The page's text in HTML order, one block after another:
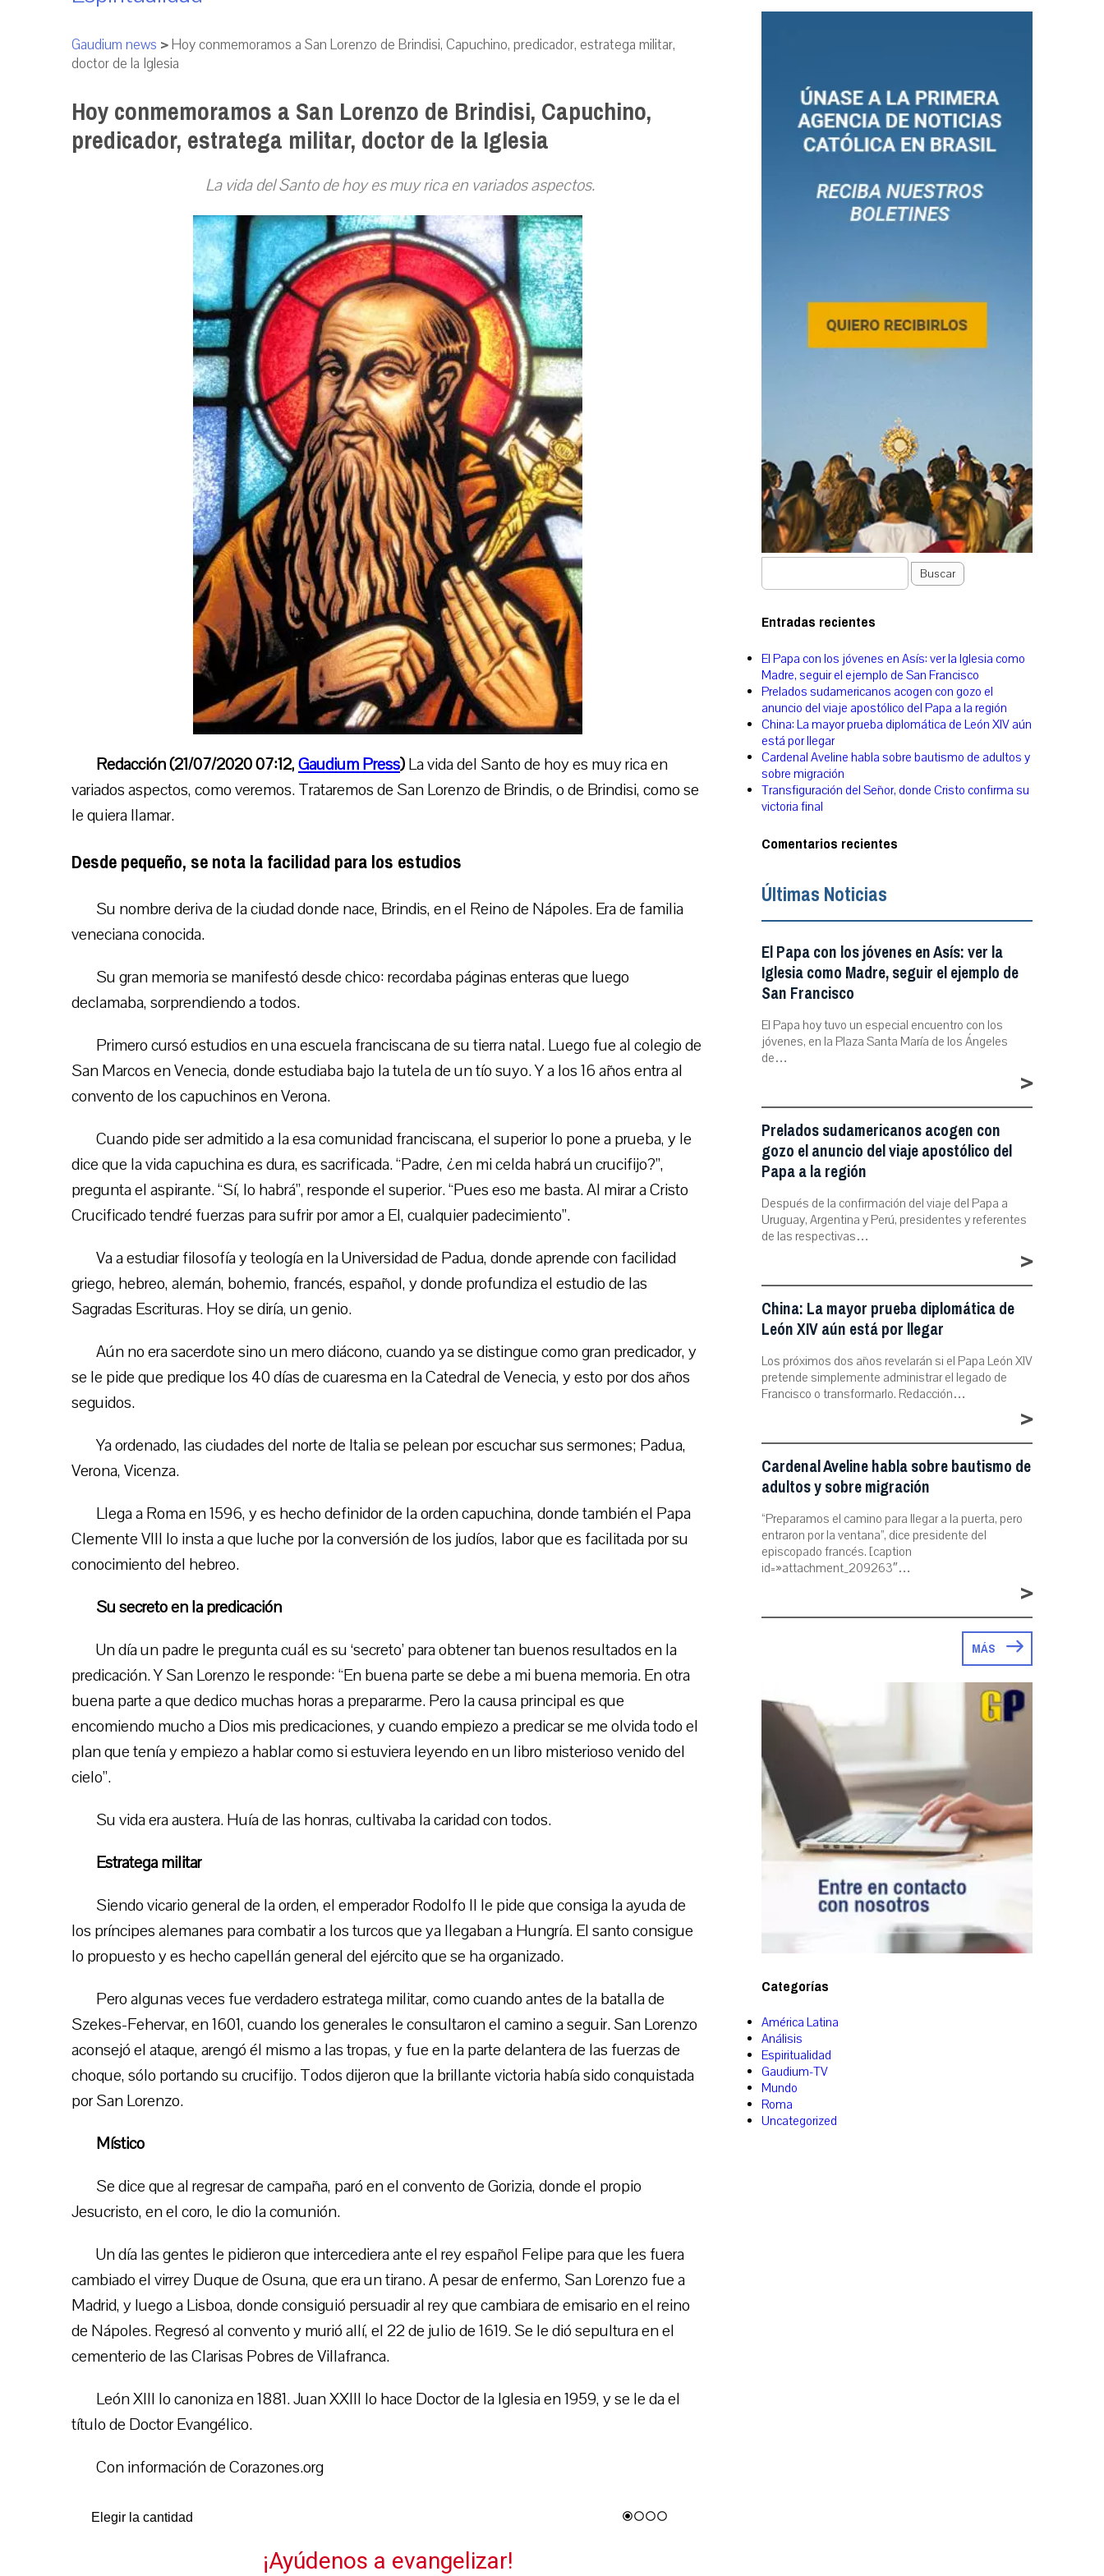
Gaudium news >Hoy conmemoramos a San Lorenzo de Brindisi, Capuchino, predicador, estratega militar,
doctor de la Iglesia
Hoy conmemoramos a San Lorenzo de Brindisi, Capuchino,
predicador, estratega militar, doctor de la Iglesia
La vida del Santo de hoy es muy rica en variados aspectos.
Redacción (21/07/2020 07:12,Gaudium Press)La vida del Santo de hoy es muy rica en
variados aspectos, como veremos. Trataremos de San Lorenzo de Brindis, o de Brindisi, como se
le quiera llamar.
Desde pequeño, se nota la facilidad para los estudios
Su nombre deriva de la ciudad donde nace, Brindis, en el Reino de Nápoles. Era de familia
veneciana conocida.
Su gran memoria se manifestó desde chico: recordaba páginas enteras que luego
declamaba, sorprendiendo a todos.
Primero cursó estudios en una escuela franciscana de su tierra natal. Luego fue al colegio de
San Marcos en Venecia, donde estudiaba bajo la tutela de un tío suyo. Y a los 16 años entra al
convento de los capuchinos en Verona.
Cuando pide ser admitido a la esa comunidad franciscana, el superior lo pone a prueba, y le
dice que la vida capuchina es dura, es sacrificada. “Padre, ¿en mi celda habrá un crucifijo?”,
pregunta el aspirante. “Sí, lo habrá”, responde el superior. “Pues eso me basta. Al mirar a Cristo
Crucificado tendré fuerzas para sufrir por amor a El, cualquier padecimiento”.
Va a estudiar filosofía y teología en la Universidad de Padua, donde aprende con facilidad
griego, hebreo, alemán, bohemio, francés, español, y donde profundiza el estudio de las
Sagradas Escrituras. Hoy se diría, un genio.
Aún no era sacerdote sino un mero diácono, cuando ya se distingue como gran predicador, y
se le pide que predique los 40 días de cuaresma en la Catedral de Venecia, y esto por dos años
seguidos.
Ya ordenado, las ciudades del norte de Italia se pelean por escuchar sus sermones; Padua,
Verona, Vicenza.
Llega a Roma en 1596, y es hecho definidor de la orden capuchina, donde también el Papa
Clemente VIII lo insta a que luche por la conversión de los judíos, labor que es facilitada por su
conocimiento del hebreo.
Su secreto en la predicación
Un día un padre le pregunta cuál es su ‘secreto’ para obtener tan buenos resultados en la
predicación. Y San Lorenzo le responde: “En buena parte se debe a mi buena memoria. En otra
buena parte a que dedico muchas horas a prepararme. Pero la causa principal es que
encomiendo mucho a Dios mis predicaciones, y cuando empiezo a predicar se me olvida todo el
plan que tenía y empiezo a hablar como si estuviera leyendo en un libro misterioso venido del
cielo”.
Su vida era austera. Huía de las honras, cultivaba la caridad con todos.
Estratega militar
Siendo vicario general de la orden, el emperador Rodolfo II le pide que consiga la ayuda de
los príncipes alemanes para combatir a los turcos que ya llegaban a Hungría. El santo consigue
lo propuesto y es hecho capellán general del ejército que se ha organizado.
Pero algunas veces fue verdadero estratega militar, como cuando antes de la batalla de
Szekes-Fehervar, en 1601, cuando los generales le consultaron el camino a seguir. San Lorenzo
aconsejó el ataque, arengó él mismo a las tropas, y fue en la parte delantera de las fuerzas de
choque, sólo portando su crucifijo. Todos dijeron que la brillante victoria había sido conquistada
por San Lorenzo.
Místico
Se dice que al regresar de campaña, paró en el convento de Gorizia, donde el propio
Jesucristo, en el coro, le dio la comunión.
Un día las gentes le pidieron que intercediera ante el rey español Felipe para que les fuera
cambiado el virrey Duque de Osuna, que era un tirano. A pesar de enfermo, San Lorenzo fue a
Madrid, y luego a Lisboa, donde consiguió persuadir al rey que cambiara de emisario en el reino
de Nápoles. Regresó al convento y murió allí, el 22 de julio de 1619. Se le dió sepultura en el
cementerio de las Clarisas Pobres de Villafranca.
León XIII lo canoniza en 1881. Juan XXIII lo hace Doctor de la Iglesia en 1959, y se le da el
título de Doctor Evangélico.
Con información de Corazones.org
Buscar
Entradas recientes
El Papa con los jóvenes en Asís: ver la Iglesia como
Madre, seguir el ejemplo de San Francisco
Prelados sudamericanos acogen con gozo el
anuncio del viaje apostólico del Papa a la región
China: La mayor prueba diplomática de León XIV aún
está por llegar
Cardenal Aveline habla sobre bautismo de adultos y
sobre migración
Transfiguración del Señor, donde Cristo confirma su
victoria final
Comentarios recientes
Últimas Noticias
El Papa con los jóvenes en Asís: ver la
Iglesia como Madre, seguir el ejemplo de
San Francisco
El Papa hoy tuvo un especial encuentro con los
jóvenes, en la Plaza Santa María de los Ángeles
de…
>
Prelados sudamericanos acogen con
gozo el anuncio del viaje apostólico del
Papa a la región
Después de la confirmación del viaje del Papa a
Uruguay, Argentina y Perú, presidentes y referentes
de las respectivas…
>
China: La mayor prueba diplomática de
León XIV aún está por llegar
Los próximos dos años revelarán si el Papa León XIV
pretende simplemente administrar el legado de
Francisco o transformarlo. Redacción…
>
Cardenal Aveline habla sobre bautismo de
adultos y sobre migración
“Preparamos el camino para llegar a la puerta, pero
entraron por la ventana”, dice presidente del
episcopado francés. [caption
id=»attachment_209263″…
>
MÁS
Categorías
América Latina
Análisis
Espiritualidad
Gaudium-TV
Mundo
Roma
Uncategorized